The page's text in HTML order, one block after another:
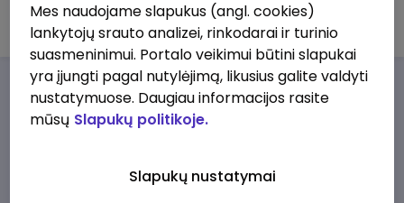
Remna, UAB
Darbo pasiūlymaiApie musPrivalumai
darbo pasiūlymų
Mes naudojame slapukus (angl. cookies)
lankytojų srauto analizei, rinkodarai ir turinio
suasmeninimui. Portalo veikimui būtini slapukai
yra įjungti pagal nutylėjimą, likusius galite valdyti
nustatymuose. Daugiau informacijos rasite
mūsų Slapukų politikoje.
Slapukų nustatymai